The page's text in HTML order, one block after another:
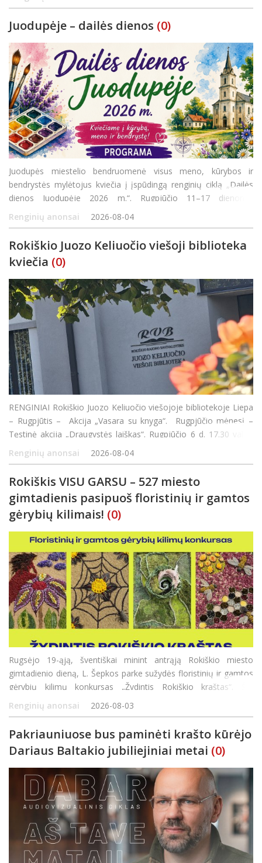
profesionalūs atlikėjai, jauno
Juodupėje – dailės dienos (0)
Juodupės miestelio bendruomenė visus meno, kūrybos ir
bendrystės mylėtojus kviečia į įspūdingą renginių ciklą „Dailės
dienos Juodupėje 2026 m.“. Rugpjūčio 11–17 dienomis
organizuojama turtinga programa siūlys ne tik edukacijas
šeimoms, bet ir pažintines išvykas bei ku
Renginių anonsai 2026-08-04
Rokiškio Juozo Keliuočio viešoji biblioteka
kviečia (0)
RENGINIAI Rokiškio Juozo Keliuočio viešojoje bibliotekoje Liepa
– Rugpjūtis – Akcija „Vasara su knyga“. Rugpjūčio mėnesį –
Tęstinė akcija „Draugystės laiškas“. Rugpjūčio 6 d. 17.30 val. –
susitikimas su rašyt
Renginių anonsai 2026-08-04
Rokiškis VISU GARSU – 527 miesto
gimtadienis pasipuoš floristinių ir gamtos
gėrybių kilimais! (0)
Rugsėjo 19-ąją, šventiškai minint antrąją Rokiškio miesto
gimtadienio dieną, L. Šepkos parke sužydės floristinių ir gamtos
gėrybių kilimų konkursas „Žydintis Rokiškio kraštas“. Šio
konkurso tikslas – ne tik pasigrožėti gamtos dovano
Renginių anonsai 2026-08-03
Pakriauniuose bus paminėti krašto kūrėjo
Dariaus Baltakio jubiliejiniai metai (0)